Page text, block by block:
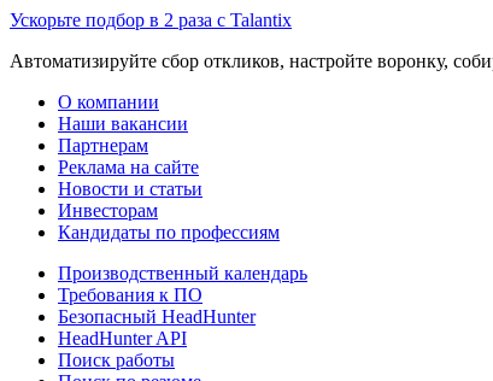
Ускорьте подбор в 2 раза с Talantix
Автоматизируйте сбор откликов, настройте воронку,
О компании
Наши вакансии
Партнерам
Реклама на сайте
Новости и статьи
Инвесторам
Кандидаты по профессиям
Производственный календарь
Требования к ПО
Безопасный HeadHunter
HeadHunter API
Поиск работы